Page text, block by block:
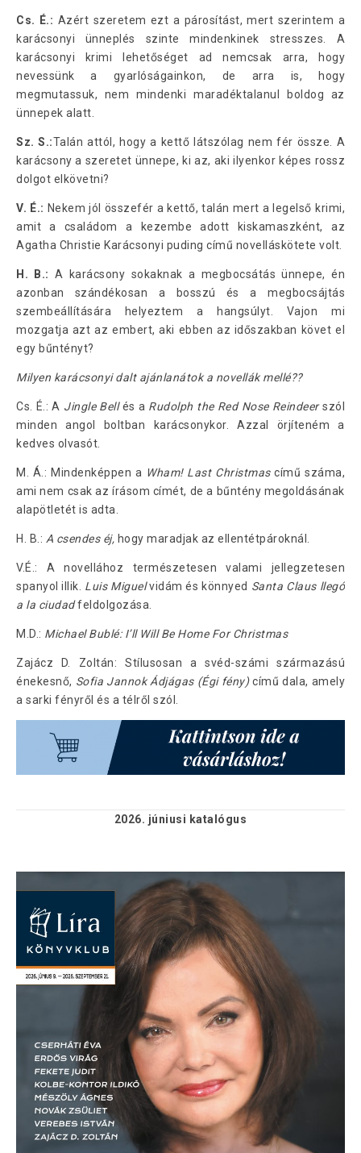
Cs. É.: Azért szeretem ezt a párosítást, mert szerintem a
karácsonyi ünneplés szinte mindenkinek stresszes. A
karácsonyi krimi lehetőséget ad nemcsak arra, hogy
nevessünk a gyarlóságainkon, de arra is, hogy
megmutassuk, nem mindenki maradéktalanul boldog az
ünnepek alatt.
Sz. S.:Talán attól, hogy a kettő látszólag nem fér össze. A
karácsony a szeretet ünnepe, ki az, aki ilyenkor képes rossz
dolgot elkövetni?
V. É.: Nekem jól összefér a kettő, talán mert a legelső krimi,
amit a családom a kezembe adott kiskamaszként, az
Agatha Christie Karácsonyi puding című novelláskötete volt.
H. B.: A karácsony sokaknak a megbocsátás ünnepe, én
azonban szándékosan a bosszú és a megbocsájtás
szembeállítására helyeztem a hangsúlyt. Vajon mi
mozgatja azt az embert, aki ebben az időszakban követ el
egy bűntényt?
Milyen karácsonyi dalt ajánlanátok a novellák mellé??
Cs. É.: A Jingle Bellés a Rudolph the Red Nose Reindeerszól
minden angol boltban karácsonykor. Azzal örjíteném a
kedves olvasót.
M. Á.: Mindenképpen a Wham! Last Christmascímű száma,
ami nem csak az írásom címét, de a bűntény megoldásának
alapötletét is adta.
H. B.: A csendes éj, hogy maradjak az ellentétpároknál.
V.É.: A novellához természetesen valami jellegzetesen
spanyol illik. Luis Miguelvidám és könnyed Santa Claus llegó
a la ciudadfeldolgozása.
M.D.: Michael Bublé: I’ll Will Be Home For Christmas
Zajácz D. Zoltán: Stílusosan a svéd-számi származású
énekesnő, Sofia Jannok Ádjágas (Égi fény)című dala, amely
a sarki fényről és a télről szól.
2026. júniusi katalógus